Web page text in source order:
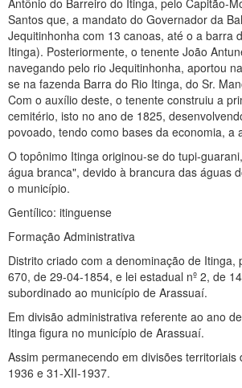
Antônio do Barreiro do Itinga, pelo Capitão-
Santos que, a mandato do Governador da
Jequitinhonha com 13 canoas, até o a barra
Itinga). Posteriormente, o tenente João
navegando pelo rio Jequitinhonha, aportou
se na fazenda Barra do Rio Itinga, do Sr.
Com o auxílio deste, o tenente construiu a
cemitério, isto no ano de 1825,
povoado, tendo como bases da economia, a
O topônimo Itinga originou-se do tupi-
água branca", devido à brancura das águas
o município.
Gentílico: itinguense
Formação Administrativa
Distrito criado com a denominação de Itinga,
670, de 29-04-1854, e lei estadual nº 2, de
subordinado ao município de Arassuaí.
Em divisão administrativa referente ao ano
Itinga figura no município de Arassuaí.
Assim permanecendo em divisões territoriais
1936 e 31-XII-1937.